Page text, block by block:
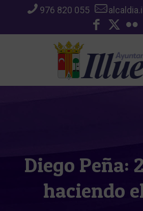
976 820 055
Diego Peña:
haciendo